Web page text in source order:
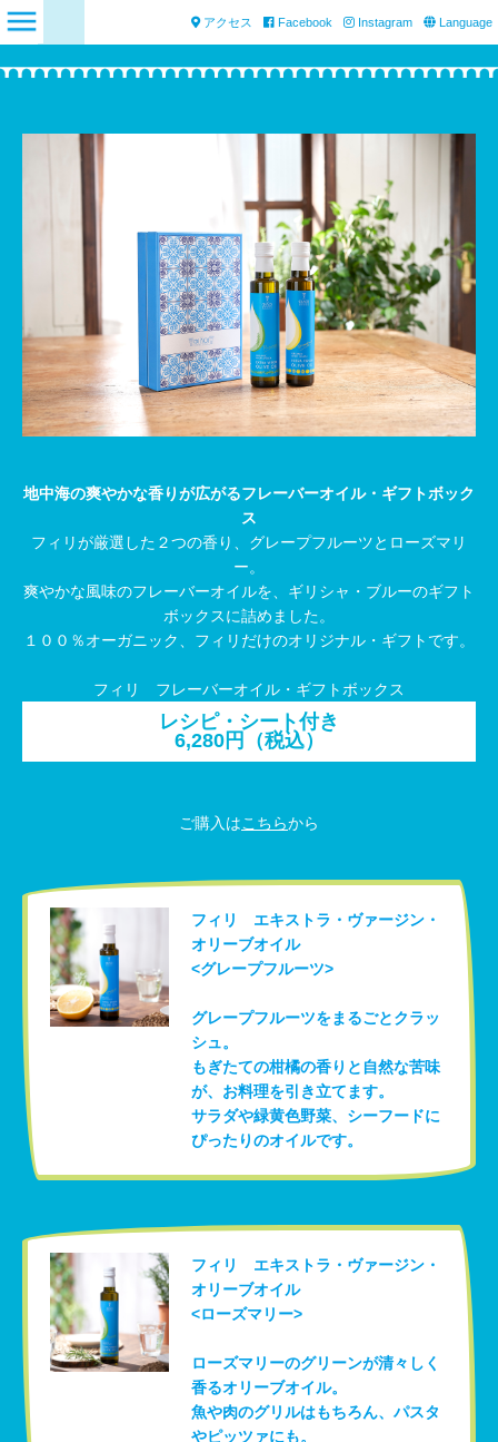
アクセス Facebook Instagram Language
地中海の爽やかな香りが広がるフレーバーオイル・ギフトボック
ス
フィリが厳選した２つの香り、グレープフルーツとローズマリ
ー。
爽やかな風味のフレーバーオイルを、ギリシャ・ブルーのギフト
ボックスに詰めました。
１００％オーガニック、フィリだけのオリジナル・ギフトです。
フィリ フレーバーオイル・ギフトボックス
レシピ・シート付き
6,280円（税込）
ご購入はこちらから
フィリ エキストラ・ヴァージン・
オリーブオイル
<グレープフルーツ>
グレープフルーツをまるごとクラッ
シュ。
もぎたての柑橘の香りと自然な苦味
が、お料理を引き立てます。
サラダや緑黄色野菜、シーフードに
ぴったりのオイルです。
フィリ エキストラ・ヴァージン・
オリーブオイル
<ローズマリー>
ローズマリーのグリーンが清々しく
香るオリーブオイル。
魚や肉のグリルはもちろん、パスタ
やピッツァにも。